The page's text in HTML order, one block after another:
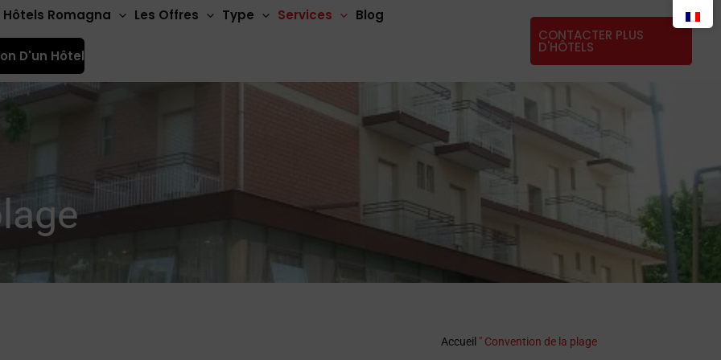
Hôtels Romagna Les Offres Type Services Blog
D'un Hôtel
CONTACTER PLUS
D'HÔTELS
Accueil " Convention de la plage